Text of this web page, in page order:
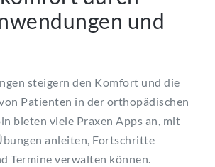
und
steigern den Komfort und die
Patienten in der orthopädischen
bieten viele Praxen Apps an, mit
anleiten, Fortschritte
Termine verwalten können.